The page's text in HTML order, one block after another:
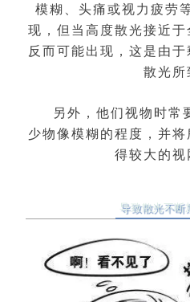
模糊、头痛或视力疲劳
现，但当高度散光接近
反而可能出现，这是由
散光所
另外，他们视物时常
少物像模糊的程度，并
得较大的视
导致散光不断